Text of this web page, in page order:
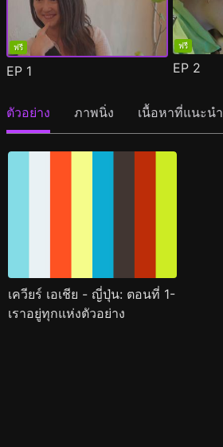
ฟรี
EP 1
ฟรี
EP 2
ตัวอย่าง ภาพนิ่ง เนื้อหาที่แนะนำ
เควียร์ เอเชีย - ญี่ปุ่น: ตอนที่ 1-
เราอยู่ทุกแห่งตัวอย่าง